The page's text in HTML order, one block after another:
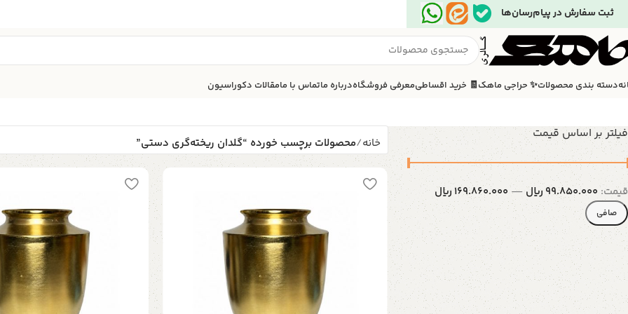
دسته بندی محصولات✨ حراجی ماهک🧾 خرید اقساطیمعرفی فروشگاهدرباره ماتماس با مامقالات دکوراسیون
فیلتر بر اساس قیمت
صافی
قيمت:99.850.000 ریال —169.860.000 ریال
خانه محصولات برچسب خورده “گلدان ریخته‌گری دستی”
ثبت سفارش در پیام‌رسان‌ها